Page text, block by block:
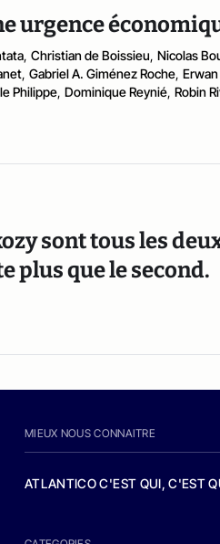
urgence
, Christian de Boissieu, Nicolas
, Gabriel A. Giménez Roche,
Philippe, Dominique Reynié, Robin
sont tous les
plus que le second.
MIEUX NOUS CONNAITRE
ATLANTICO C'EST QUI, C'EST